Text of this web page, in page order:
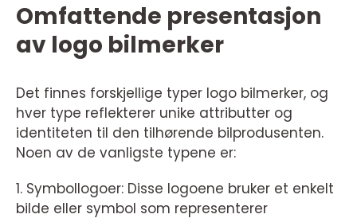
Omfattende presentasjon
av logo bilmerker
Det finnes forskjellige typer logo bilmerker, og
hver type reflekterer unike attributter og
identiteten til den tilhørende bilprodusenten.
Noen av de vanligste typene er:
1. Symbollogoer: Disse logoene bruker et enkelt
bilde eller symbol som representerer